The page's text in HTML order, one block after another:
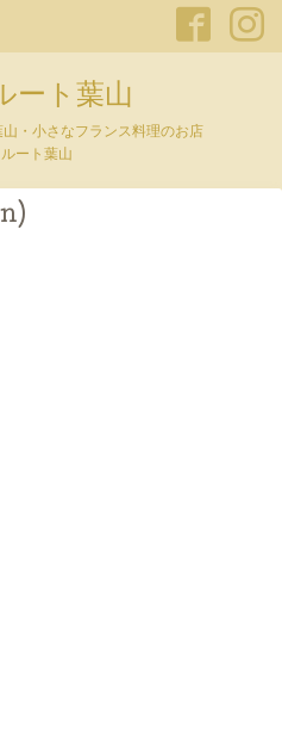
ート葉山
小さなフランス料理のお店
ート葉山